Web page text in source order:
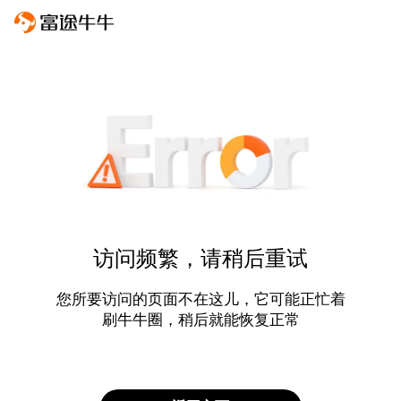
访问频繁，请稍后重试
您所要访问的页面不在这儿，它可能正忙着
刷牛牛圈，稍后就能恢复正常